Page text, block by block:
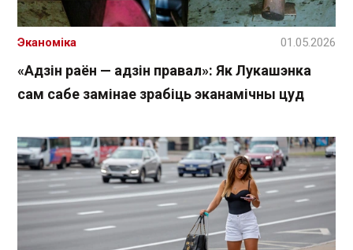
«Адзін раён — адзін правал»: Як Лукашэнка
сам сабе замінае зрабіць эканамічны цуд
Эканоміка 01.05.2026